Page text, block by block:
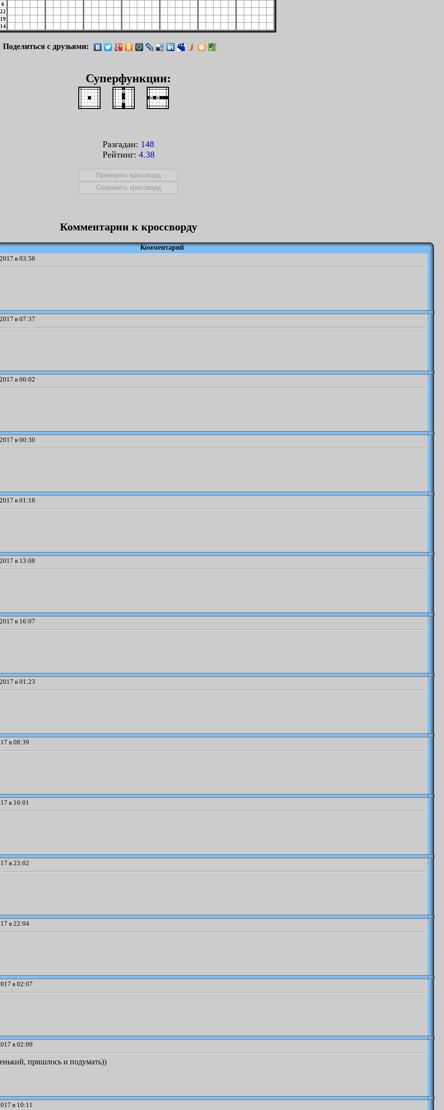
6
22
19
14
Поделиться с друзьями:
Суперфункции:
Разгадан: 148
Рейтинг: 4.38
Комментарии к кроссворду
Комментарий
в 03:58
в 07:37
в 00:02
в 00:30
в 01:18
в 13:08
в 16:07
в 01:23
в 08:39
в 16:01
в 23:02
в 22:04
в 02:07
в 02:09
пришлось и подумать))
в 10:11